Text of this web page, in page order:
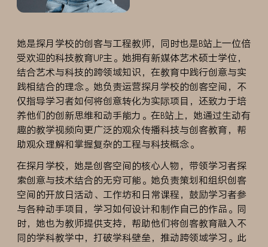
她是探月学校的创客与工程教师，同时也是B站上一位倍
受欢迎的科技教育UP主。她拥有新媒体艺术硕士学位，
结合艺术与科技的跨领域知识，在教育中践行创意与实
践相结合的理念。她负责运营探月学校的创客空间，不
仅指导学习者如何将创意转化为实际项目，还致力于培
养他们的创新思维和动手能力。在B站上，她通过生动有
趣的教学视频向更广泛的观众传播科技与创客教育，帮
助观众理解和掌握复杂的工程与科技概念。
在探月学校，她是创客空间的核心人物，带领学习者探
索创意与技术结合的无穷可能。她负责策划和组织创客
空间的开放日活动、工作坊和日常课程，鼓励学习者参
与各种动手项目，学习如何设计和制作自己的作品。同
时，她也为教师提供支持，帮助他们将创客教育融入不
同的学科教学中，打破学科壁垒，推动跨领域学习。此